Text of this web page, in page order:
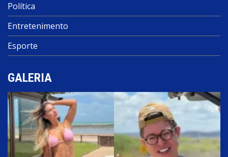
Política
Entretenimento
Esporte
GALERIA